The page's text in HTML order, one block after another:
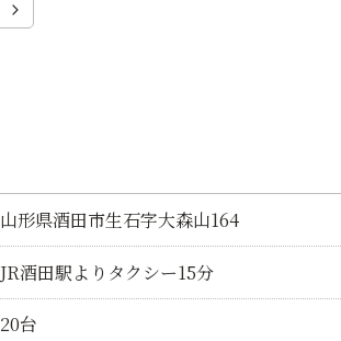
山形県酒田市生石字大森山164
JR酒田駅よりタクシー15分
20台